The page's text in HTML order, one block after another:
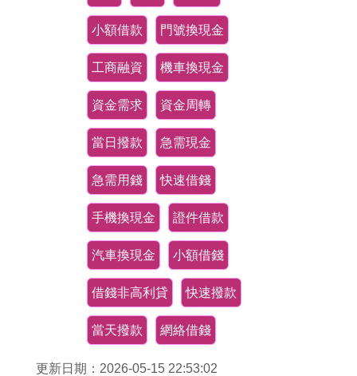
小額借款 門號換現金
工商融資 機車換現金
資金需求 資金周轉
當日撥款 急需現金
急需用錢 快速借錢
手機換現金 證件借款
汽車換現金 小額借錢
借錢非高利貸 快速撥款
當天撥款 網絡借錢
更新日期：2026-05-15 22:53:02